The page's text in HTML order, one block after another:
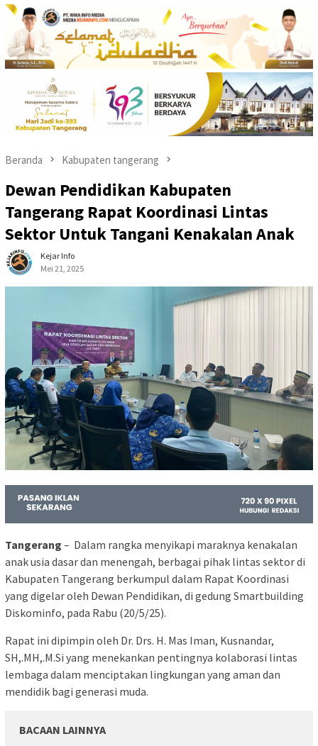
Beranda Kabupaten tangerang
Dewan Pendidikan Kabupaten
Tangerang Rapat Koordinasi Lintas
Sektor Untuk Tangani Kenakalan Anak
Kejar Info
Mei 21, 2025
Tangerang – Dalam rangka menyikapi maraknya kenakalan
anak usia dasar dan menengah, berbagai pihak lintas sektor di
Kabupaten Tangerang berkumpul dalam Rapat Koordinasi
yang digelar oleh Dewan Pendidikan, di gedung Smartbuilding
Diskominfo, pada Rabu (20/5/25).
Rapat ini dipimpin oleh Dr. Drs. H. Mas Iman, Kusnandar,
SH,.MH,.M.Si yang menekankan pentingnya kolaborasi lintas
lembaga dalam menciptakan lingkungan yang aman dan
mendidik bagi generasi muda.
BACAAN LAINNYA